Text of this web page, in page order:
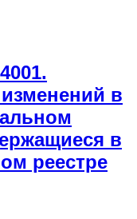
в
в
реестре